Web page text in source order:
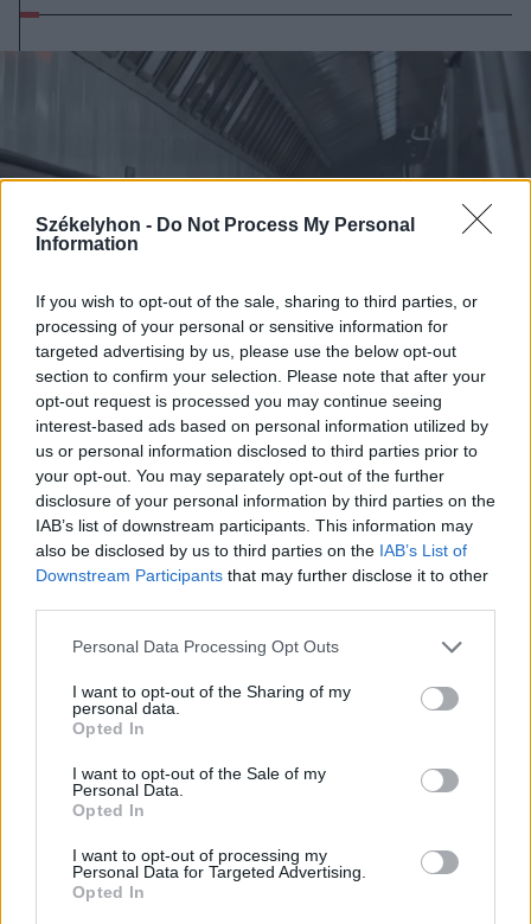
Székelyhon - Do Not Process My Personal
Information
If you wish to opt-out of the sale, sharing to third parties, or
processing of your personal or sensitive information for
targeted advertising by us, please use the below opt-out
section to confirm your selection. Please note that after your
opt-out request is processed you may continue seeing
interest-based ads based on personal information utilized by
us or personal information disclosed to third parties prior to
your opt-out. You may separately opt-out of the further
disclosure of your personal information by third parties on the
IAB’s list of downstream participants. This information may
also be disclosed by us to third parties on the IAB’s List of
Downstream Participants that may further disclose it to other
Personal Data Processing Opt Outs
I want to opt-out of the Sharing of my
personal data.
Opted In
I want to opt-out of the Sale of my
Personal Data.
Opted In
I want to opt-out of processing my
Personal Data for Targeted Advertising.
Opted In
2026. augusztus 08., szombat
Vaddisznó szaladt le a budapesti
metróba, felszállt az egyik kocsira,
majd kilőtték – videóval